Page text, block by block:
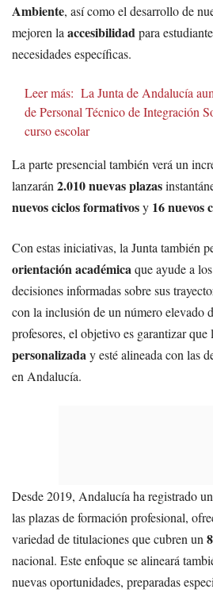
Ambiente, así como el desarrollo de
mejoren la accesibilidadpara
necesidades específicas.
Leer más: La Junta de Andalucía
de Personal Técnico de Integración
curso escolar
La parte presencial también verá un
lanzarán 2.010 nuevas plazas
nuevos ciclos formativosy 16 nuevos
Con estas iniciativas, la Junta también
orientación académicaque ayude a
decisiones informadas sobre sus
con la inclusión de un número elevado
profesores, el objetivo es garantizar que
personalizaday esté alineada con las
en Andalucía.
Desde 2019, Andalucía ha registrado
las plazas de formación profesional,
variedad de titulaciones que cubren un
nacional. Este enfoque se alineará
nuevas oportunidades, preparadas